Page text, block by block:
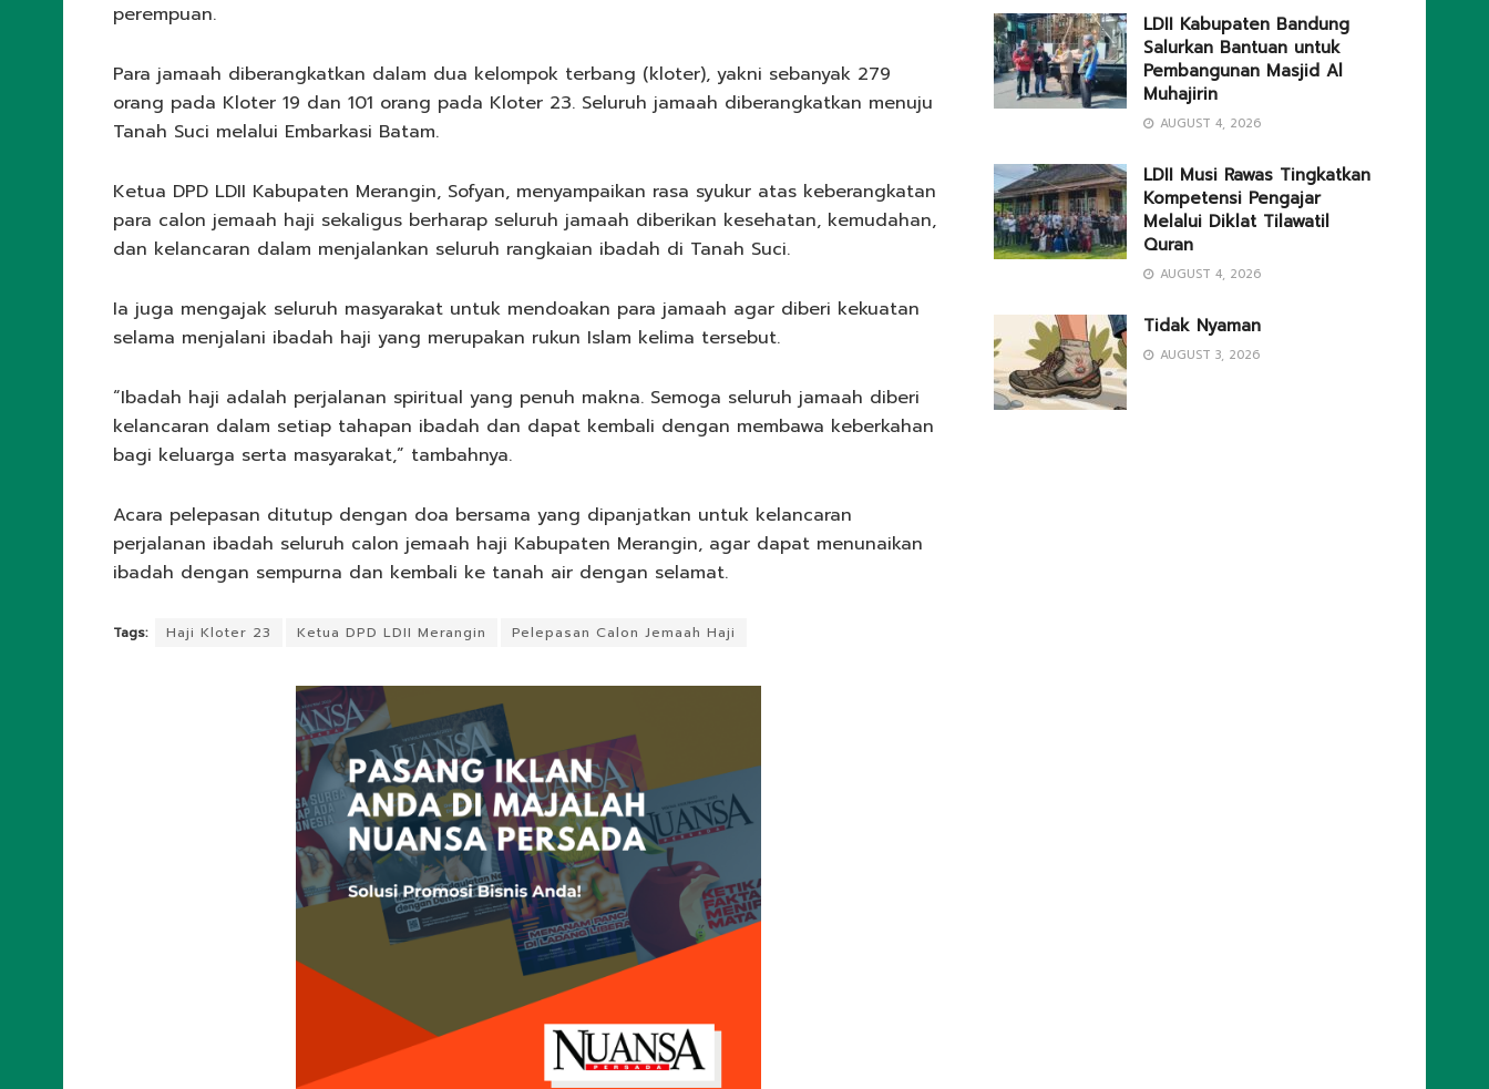
perempuan.
Para jamaah diberangkatkan dalam dua kelompok terbang (kloter), yakni sebanyak 279
orang pada Kloter 19 dan 101 orang pada Kloter 23. Seluruh jamaah diberangkatkan menuju
Tanah Suci melalui Embarkasi Batam.
Ketua DPD LDII Kabupaten Merangin, Sofyan, menyampaikan rasa syukur atas keberangkatan
para calon jemaah haji sekaligus berharap seluruh jamaah diberikan kesehatan, kemudahan,
dan kelancaran dalam menjalankan seluruh rangkaian ibadah di Tanah Suci.
Ia juga mengajak seluruh masyarakat untuk mendoakan para jamaah agar diberi kekuatan
selama menjalani ibadah haji yang merupakan rukun Islam kelima tersebut.
“Ibadah haji adalah perjalanan spiritual yang penuh makna. Semoga seluruh jamaah diberi
kelancaran dalam setiap tahapan ibadah dan dapat kembali dengan membawa keberkahan
bagi keluarga serta masyarakat,” tambahnya.
Acara pelepasan ditutup dengan doa bersama yang dipanjatkan untuk kelancaran
perjalanan ibadah seluruh calon jemaah haji Kabupaten Merangin, agar dapat menunaikan
ibadah dengan sempurna dan kembali ke tanah air dengan selamat.
Tags: Haji Kloter 23 Ketua DPD LDII Merangin Pelepasan Calon Jemaah Haji
LDII Kabupaten Bandung
Salurkan Bantuan untuk
Pembangunan Masjid Al
Muhajirin
AUGUST 4, 2026
LDII Musi Rawas Tingkatkan
Kompetensi Pengajar
Melalui Diklat Tilawatil
Quran
AUGUST 4, 2026
Tidak Nyaman
AUGUST 3, 2026